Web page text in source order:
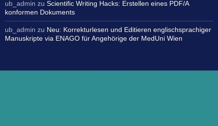
ub_admin zu Scientific Writing Hacks: Erstellen eines PDF/A
konformen Dokuments
ub_admin zu Neu: Korrekturlesen und Editieren englischsprachiger
Manuskripte via ENAGO für Angehörige der MedUni Wien